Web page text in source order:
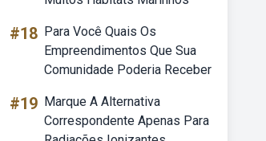
#18 Para Você Quais Os
Empreendimentos Que Sua
Comunidade Poderia Receber
#19 Marque A Alternativa
Correspondente Apenas Para